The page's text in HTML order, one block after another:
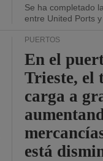
Se ha completado
entre United Ports
PUERTOS
En el
Trieste, el
carga a
está